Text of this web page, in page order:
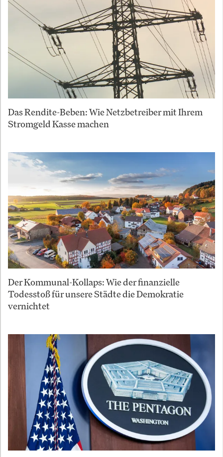
Das Rendite-Beben: Wie Netzbetreiber mit Ihrem
Stromgeld Kasse machen
Der Kommunal-Kollaps: Wie der finanzielle
Todesstoß für unsere Städte die Demokratie
vernichtet